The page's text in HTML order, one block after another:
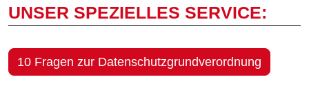
UNSER SPEZIELLES SERVICE:
10 Fragen zur Datenschutzgrundverordnung